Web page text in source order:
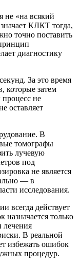
не «на всякий
КЛКТ тогда,
точно поставить
диагностику
За это время
которые затем
не
оставляет
В
томографы
лучевую
под
не является
— в
исследования.
всегда действует
только
лечения
В реальной
избежать ошибок
процедур.